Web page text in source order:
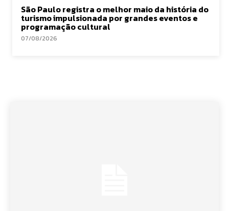
São Paulo registra o melhor maio da história do
turismo impulsionada por grandes eventos e
programação cultural
07/08/2026